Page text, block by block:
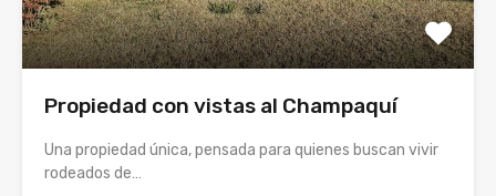
Propiedad con vistas al Champaquí
Una propiedad única, pensada para quienes buscan vivir
rodeados de…